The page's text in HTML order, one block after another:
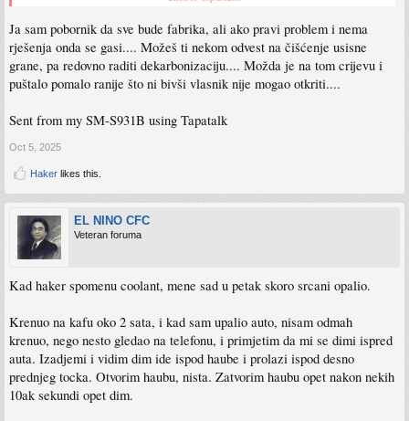
Ja sam pobornik da sve bude fabrika, ali ako pravi problem i nema
rješenja onda se gasi.... Možeš ti nekom odvest na čišćenje usisne
grane, pa redovno raditi dekarbonizaciju.... Možda je na tom crijevu i
puštalo pomalo ranije što ni bivši vlasnik nije mogao otkriti....
Sent from my SM-S931B using Tapatalk
Oct 5, 2025
Haker likes this.
EL NINO CFC
Veteran foruma
Kad haker spomenu coolant, mene sad u petak skoro srcani opalio.
Krenuo na kafu oko 2 sata, i kad sam upalio auto, nisam odmah
krenuo, nego nesto gledao na telefonu, i primjetim da mi se dimi ispred
auta. Izadjemi i vidim dim ide ispod haube i prolazi ispod desno
prednjeg tocka. Otvorim haubu, nista. Zatvorim haubu opet nakon nekih
10ak sekundi opet dim.